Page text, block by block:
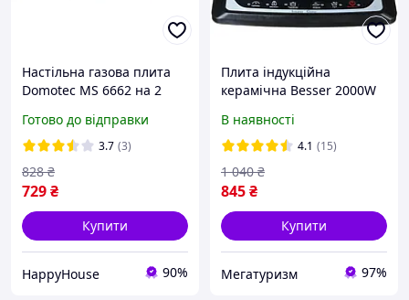
Настільна газова плита
Domotec MS 6662 на 2
Готово до відправки
3.7 (3)
729₴
828 ₴
Купити
HappyHouse 90%
Плита індукційна
керамічна Besser 2000W
В наявності
4.1 (15)
845₴
1 040 ₴
Купити
Мегатуризм 97%